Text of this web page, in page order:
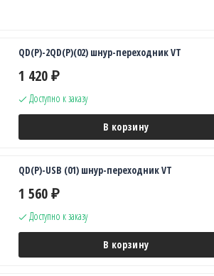
QD(P)-2QD(P)(02) шнур-переходник VT
1 420 ₽
Доступно к заказу
В корзину
QD(P)-USB (01) шнур-переходник VT
1 560 ₽
Доступно к заказу
В корзину